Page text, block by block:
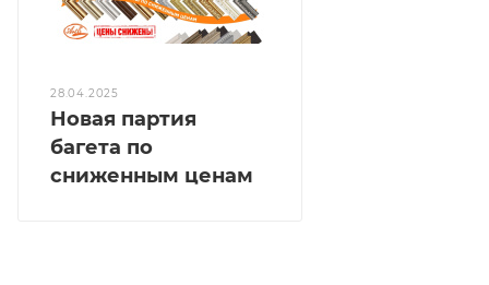
28.04.2025
Новая партия
багета по
сниженным ценам